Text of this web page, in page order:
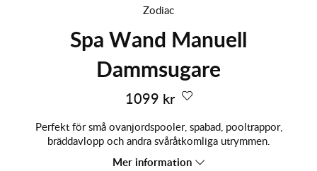
Zodiac
Spa Wand Manuell
Dammsugare
1099 kr
Perfekt för små ovanjordspooler, spabad, pooltrappor,
bräddavlopp och andra svåråtkomliga utrymmen.
Mer information